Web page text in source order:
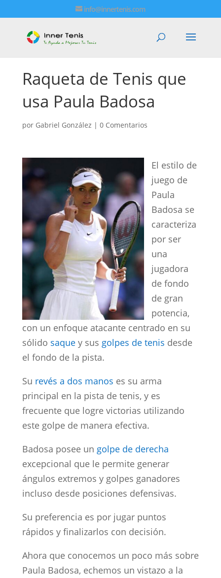
info@innertenis.com
Raqueta de Tenis que
usa Paula Badosa
por Gabriel González | 0 Comentarios
El estilo de
juego de
Paula
Badosa se
caracteriza
por ser
una
jugadora
de fondo
de gran
potencia,
con un enfoque atacante centrado en su
sólido saquey sus golpes de tenis desde
el fondo de la pista.
Su revés a dos manos es su arma
principal en la pista de tenis, y es
frecuente que logre victorias utilizando
este golpe de manera efectiva.
Badosa posee un golpe de derecha
excepcional que le permite generar
ángulos extremos y golpes ganadores
incluso desde posiciones defensivas.
Su preferencia es por jugar puntos
rápidos y finalizarlos con decisión.
Ahora que conocemos un poco más sobre
Paula Badosa, echemos un vistazo a la